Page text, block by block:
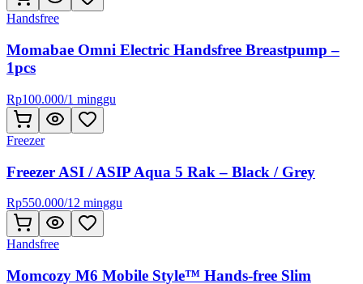
Handsfree
Momabae Omni Electric Handsfree Breastpump –
1pcs
Rp100.000/1 minggu
Freezer
Freezer ASI / ASIP Aqua 5 Rak – Black / Grey
Rp550.000/12 minggu
Handsfree
Momcozy M6 Mobile Style™ Hands-free Slim